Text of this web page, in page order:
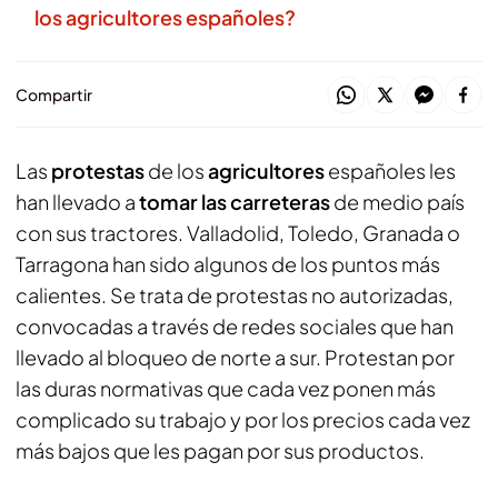
los agricultores españoles?
Compartir
Las protestasde losagricultoresespañoles les
han llevado atomar las carreterasde medio país
con sus tractores. Valladolid, Toledo, Granada o
Tarragona han sido algunos de los puntos más
calientes. Se trata de protestas no autorizadas,
convocadas a través de redes sociales que han
llevado al bloqueo de norte a sur. Protestan por
las duras normativas que cada vez ponen más
complicado su trabajo y por los precios cada vez
más bajos que les pagan por sus productos.